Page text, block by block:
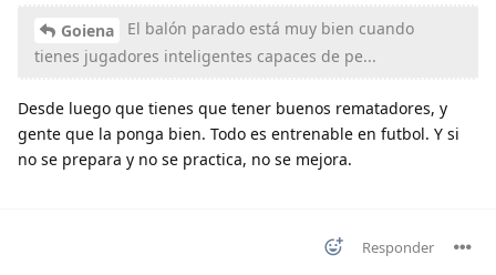
Goiena
El balón parado está muy bien cuando
tienes jugadores inteligentes capaces de pe...
Desde luego que tienes que tener buenos rematadores, y
gente que la ponga bien. Todo es entrenable en futbol. Y si
no se prepara y no se practica, no se mejora.
Responder